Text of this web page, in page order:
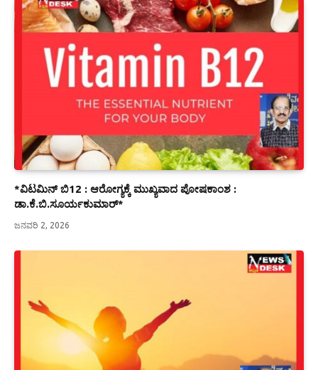
*ವಿಟಮಿನ್ ಬಿ12 : ಆರೋಗ್ಯಕ್ಕೆ ಮುಖ್ಯವಾದ ಪೋಷಕಾಂಶ :
ಡಾ.ಕೆ.ಬಿ.ಸೂರ್ಯಕುಮಾರ್*
ಜನವರಿ 2, 2026